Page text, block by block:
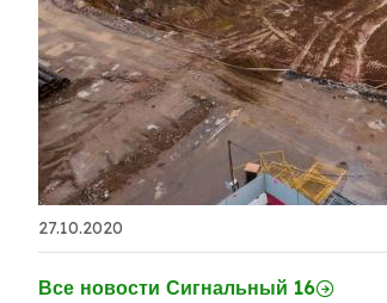
27.10.2020
Все новости Сигнальный 16